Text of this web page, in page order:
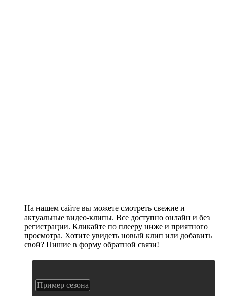
На нашем сайте вы можете смотреть свежие и
актуальные видео-клипы. Все доступно онлайн и без
регистрации. Кликайте по плееру ниже и приятного
просмотра. Хотите увидеть новый клип или добавить
свой? Пишие в форму обратной связи!
Пример сезона